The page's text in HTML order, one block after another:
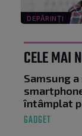
DEPĂRINȚI
CELE MAI
Samsung
întâmplat
GADGET